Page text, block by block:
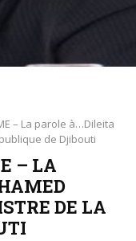
– La parole à…Dileita
de Djibouti
– LA
DE LA